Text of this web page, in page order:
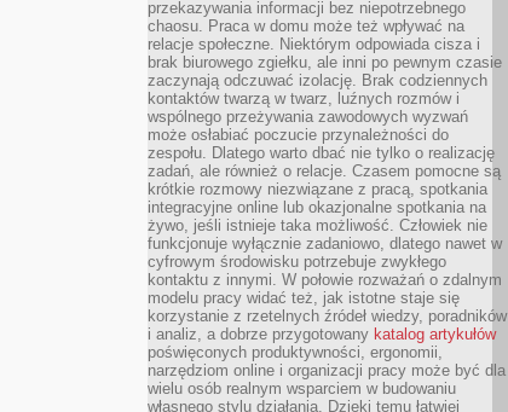
przekazywania informacji bez niepotrzebnego
chaosu. Praca w domu może też wpływać na
relacje społeczne. Niektórym odpowiada cisza i
brak biurowego zgiełku, ale inni po pewnym czasie
zaczynają odczuwać izolację. Brak codziennych
kontaktów twarzą w twarz, luźnych rozmów i
wspólnego przeżywania zawodowych wyzwań
może osłabiać poczucie przynależności do
zespołu. Dlatego warto dbać nie tylko o realizację
zadań, ale również o relacje. Czasem pomocne są
krótkie rozmowy niezwiązane z pracą, spotkania
integracyjne online lub okazjonalne spotkania na
żywo, jeśli istnieje taka możliwość. Człowiek nie
funkcjonuje wyłącznie zadaniowo, dlatego nawet w
cyfrowym środowisku potrzebuje zwykłego
kontaktu z innymi. W połowie rozważań o zdalnym
modelu pracy widać też, jak istotne staje się
korzystanie z rzetelnych źródeł wiedzy, poradników
i analiz, a dobrze przygotowany katalog artykułów
poświęconych produktywności, ergonomii,
narzędziom online i organizacji pracy może być dla
wielu osób realnym wsparciem w budowaniu
własnego stylu działania. Dzięki temu łatwiej